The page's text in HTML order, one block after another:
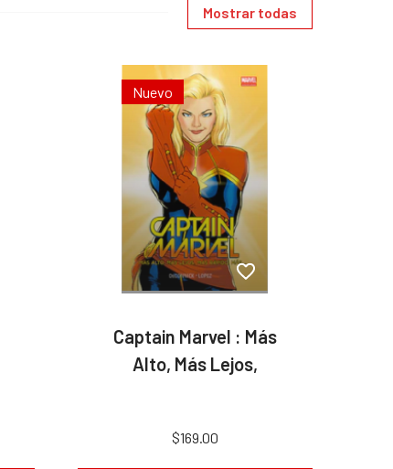
Mostrar todas
Nuevo
Captain Marvel : Más
Alto, Más Lejos,
$169.00